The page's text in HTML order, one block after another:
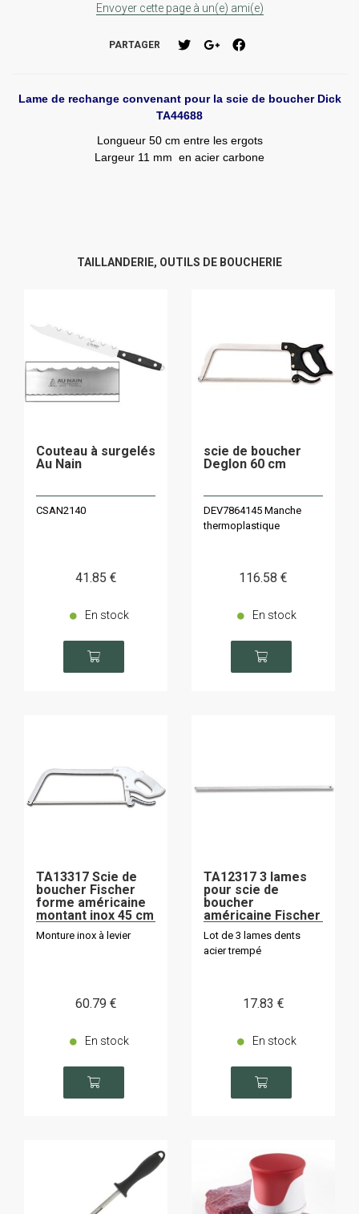
Envoyer cette page à un(e) ami(e)
PARTAGER
Lame de rechange convenant pour la scie de boucher Dick
TA44688
Longueur 50 cm entre les ergots
Largeur 11 mm en acier carbone
TAILLANDERIE, OUTILS DE BOUCHERIE
Couteau à surgelés
Au Nain
CSAN2140
41.85 €
En stock
scie de boucher
Deglon 60 cm
DEV7864145 Manche
thermoplastique
116.58 €
En stock
TA13317 Scie de
boucher Fischer
forme américaine
montant inox 45 cm
Monture inox à levier
60.79 €
En stock
TA12317 3 lames
pour scie de
boucher
américaine Fischer
45 cm
Lot de 3 lames dents
acier trempé
17.83 €
En stock